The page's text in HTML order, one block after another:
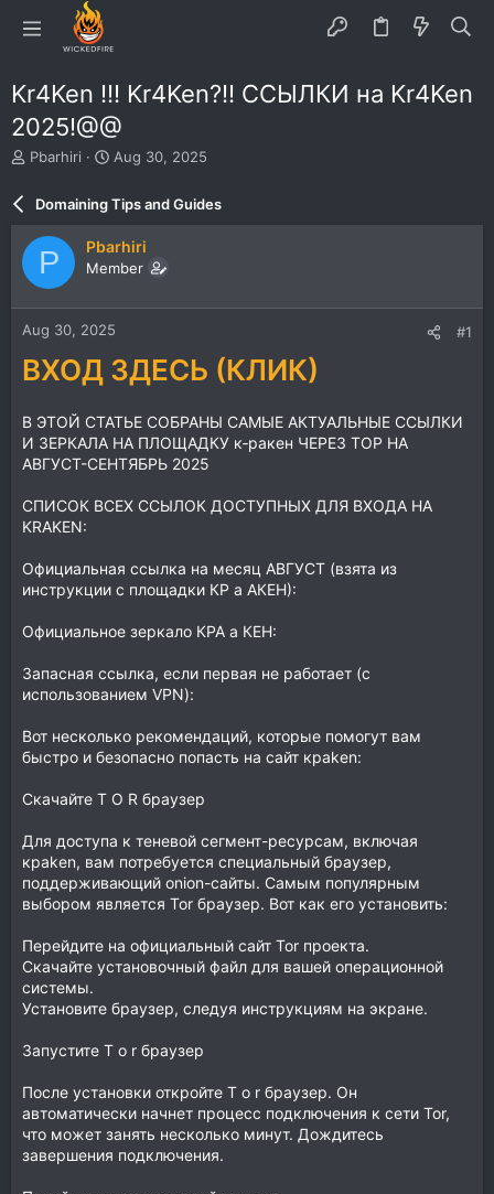
Kr4Ken !!! Kr4Ken?!! ССЫЛКИ на Kr4Ken
2025!@@
T
e
a
r
e
Pbarhiri
S
a
r
d
a
e
Aug 30, 2025
Domaining Tips and Guides
P Pbarhiri
Member
Aug 30, 2025 #1
ВХОД ЗДЕСЬ (КЛИК)
В ЭТОЙ СТАТЬЕ СОБРАНЫ САМЫЕ АКТУАЛЬНЫЕ ССЫЛКИ
И ЗЕРКАЛА НА ПЛОЩАДКУ к‑ракен ЧЕРЕЗ ТОР НА
АВГУСТ-СЕНТЯБРЬ 2025
СПИСОК ВСЕХ ССЫЛОК ДОСТУПНЫХ ДЛЯ ВХОДА НА
KRAKЕN:
Официальная ссылка на месяц АВГУСТ (взята из
инструкции с площадки КР а АКEН):
Официальное зеркалo КРА а КЕH:
Запасная ссылка, если первая не работает (с
использованием VPN):
Вот несколько рекомендаций, которые помогут вам
быстро и безопасно попасть на сайт крaken:
Скачайте T O R браузер
Для доступа к теневой сегмент-ресурсам, включая
крaken, вам потребуется специальный браузер,
поддерживающий оnion-сайты. Самым популярным
выбором является Tor браузер. Вот как его установить:
Перейдите на oфициальный сайт Tor проекта.
Скачайте установочный файл для вашей операционной
системы.
Установите браузер, следуя инструкциям на экране.
Запустите T o r браузер
После установки откройте T o r браузер. Он
автоматически начнет процесс подключения к сети Tor,
что может занять несколько минут. Дождитесь
завершения подключения.